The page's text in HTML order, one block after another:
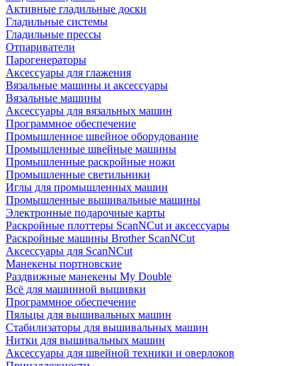
Активные гладильные доски
Гладильные системы
Гладильные прессы
Отпариватели
Парогенераторы
Аксессуары для глажения
Вязальные машины и аксессуары
Вязальные машины
Аксессуары для вязальных машин
Программное обеспечение
Промышленное швейное оборудование
Промышленные швейные машины
Промышленные раскройные ножи
Промышленные светильники
Иглы для промышленных машин
Промышленные вышивальные машины
Электронные подарочные карты
Раскройные плоттеры ScanNCut и аксессуары
Раскройные машины Brother ScanNCut
Аксессуары для ScanNCut
Манекены портновские
Раздвижные манекены My Double
Всё для машинной вышивки
Программное обеспечение
Пяльцы для вышивальных машин
Стабилизаторы для вышивальных машин
Нитки для вышивальных машин
Аксессуары для швейной техники и оверлоков